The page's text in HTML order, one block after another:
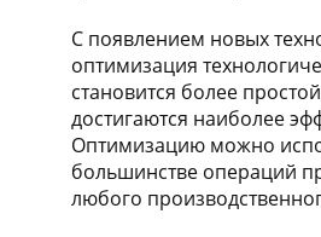
С появлением новых
оптимизация
становится более
достигаются наиболее
Оптимизацию можно
большинстве операций
любого